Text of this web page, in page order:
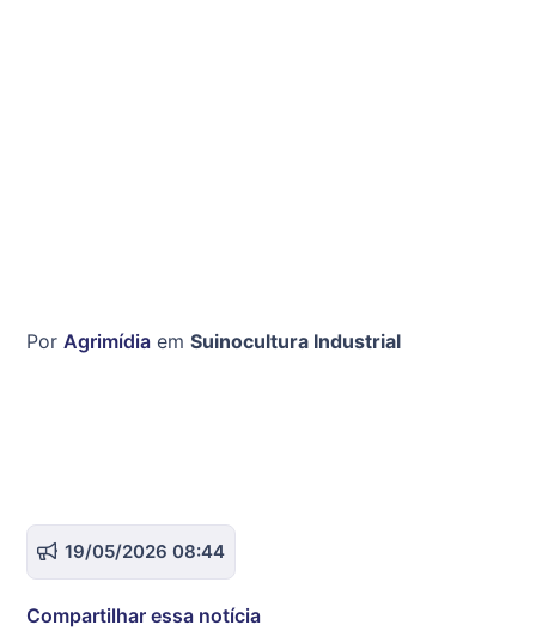
Por Agrimídia em Suinocultura Industrial
19/05/2026 08:44
Compartilhar essa notícia